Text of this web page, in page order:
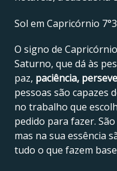
Sol em Capricórnio
O signo de
Saturno, que dá às
paz, paciência,
pessoas são capazes
no trabalho que
pedido para fazer. São
mas na sua essência
tudo o que fazem